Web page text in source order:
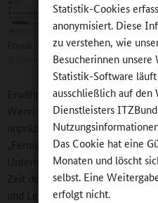
Statistik-Cookies
anonymisiert. Diese
zu verstehen, wie
Besucherinnen
Statistik-Software
ausschließlich auf den
Dienstleisters
Das Cookie hat eine
Monaten und löscht
selbst. Eine
erfolgt nicht.
Physik-Fernunterricht
Gymnasium Klosterschule
Erwähnenswert ist hier eine
Wenn sie nämlich darauf
unpräzise verwendeten Begriff
„Fernunterricht“ gemeint ist.
Unterricht und die Ausarbeitung
Zeit der Schulschließungen
und Lehrkräften.